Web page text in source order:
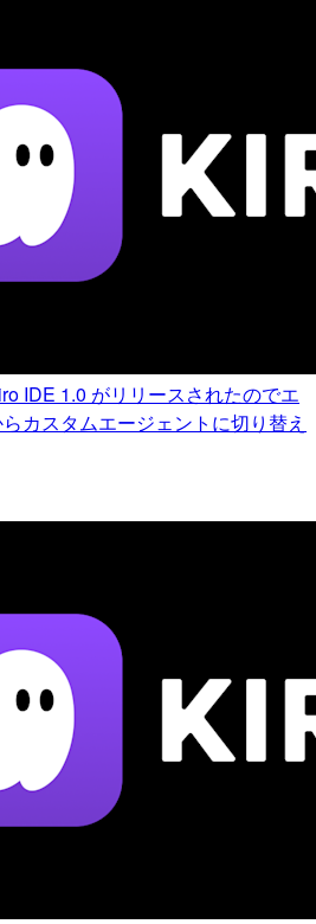
IDE 1.0 がリリースされたのでエ
カスタムエージェントに切り替え